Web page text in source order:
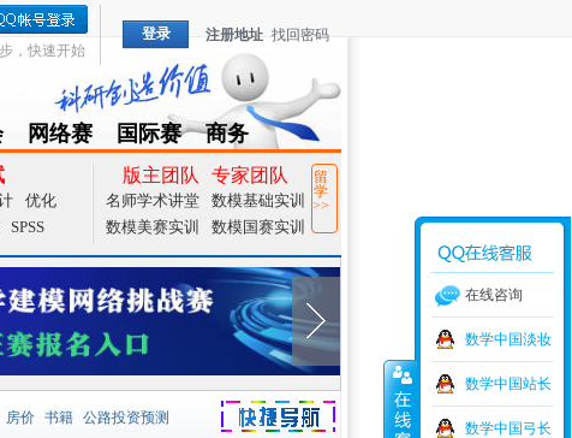
，快速开始
登录 注册地址 找回密码
网络赛
TZMCM
国际赛
CAMCM
商务
Special
优化
SPSS
版主团队 专家团队
名师学术讲堂
数模基础实训
数模美赛实训
数模国赛实训
留
学
>>
房价 书籍 公路投资预测
在线咨询
数学中国淡妆
数学中国站长
数学中国弓长